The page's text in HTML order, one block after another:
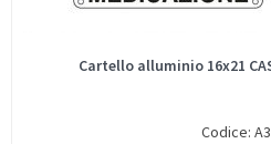
Cartello alluminio 16x21
Codice: